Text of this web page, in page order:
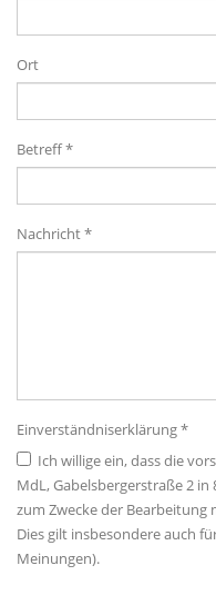
Ort
Betreff *
Nachricht *
Einverständniserklärung *
Ich willige ein, dass die
MdL, Gabelsbergerstraße 2
zum Zwecke der Bearbeitung
Dies gilt insbesondere auch
Meinungen).